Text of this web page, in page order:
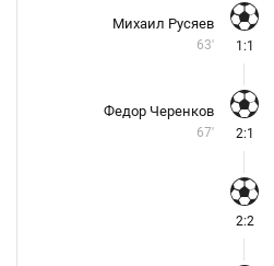
Михаил Русяев
63' 1:1
Федор Черенков
67' 2:1
2:2